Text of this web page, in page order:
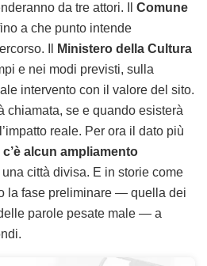
da tre attori. Il Comune
a che punto intende
Il
Ministero della Cultura
e nei modi previsti, sulla
intervento con il valore del sito.
chiamata, se e quando esisterà
reale. Per ora il dato più
c’è alcun ampliamento
una città divisa. E in storie come
la fase preliminare — quella dei
parole pesate male — a